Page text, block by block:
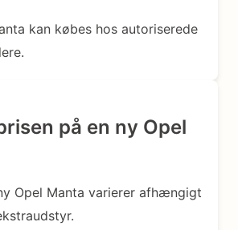
kan købes hos autoriserede
på en ny Opel
Opel Manta varierer afhængigt